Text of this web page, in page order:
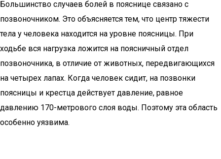
Большинство случаев болей в пояснице связано с
позвоночником. Это объясняется тем, что центр тяжести
тела у человека находится на уровне поясницы. При
ходьбе вся нагрузка ложится на поясничный отдел
позвоночника, в отличие от животных, передвигающихся
на четырех лапах. Когда человек сидит, на позвонки
поясницы и крестца действует давление, равное
давлению 170-метрового слоя воды. Поэтому эта область
особенно уязвима.